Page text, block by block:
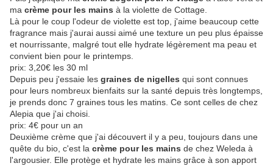
ma crème pour les mains à la violette de Cottage.
Là pour le coup l'odeur de violette est top, j'aime beaucoup cette
fragrance mais j'aurai aussi aimé une texture un peu plus épaisse
et nourrissante, malgré tout elle hydrate légèrement ma peau et
convient bien pour le printemps.
prix: 3,20€ les 30 ml
Depuis peu j'essaie les graines de nigelles qui sont connues
pour leurs nombreux bienfaits sur la santé depuis très longtemps,
je prends donc 7 graines tous les matins. Ce sont celles de chez
Alepia que j'ai choisi.
prix: 4€ pour un an
Deuxième crème que j'ai découvert il y a peu, toujours dans une
quête du bio, c'est la crème pour les mains de chez Weleda à
l'argousier. Elle protège et hydrate les mains grâce à son apport